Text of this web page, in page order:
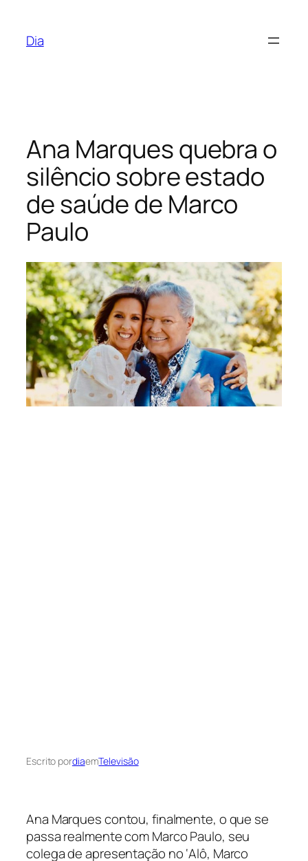
Dia
Ana Marques quebra o
silêncio sobre estado
de saúde de Marco
Paulo
Escrito pordiaemTelevisão
Ana Marques contou, finalmente, o que se
passa realmente com Marco Paulo, seu
colega de apresentação no ‘Alô, Marco